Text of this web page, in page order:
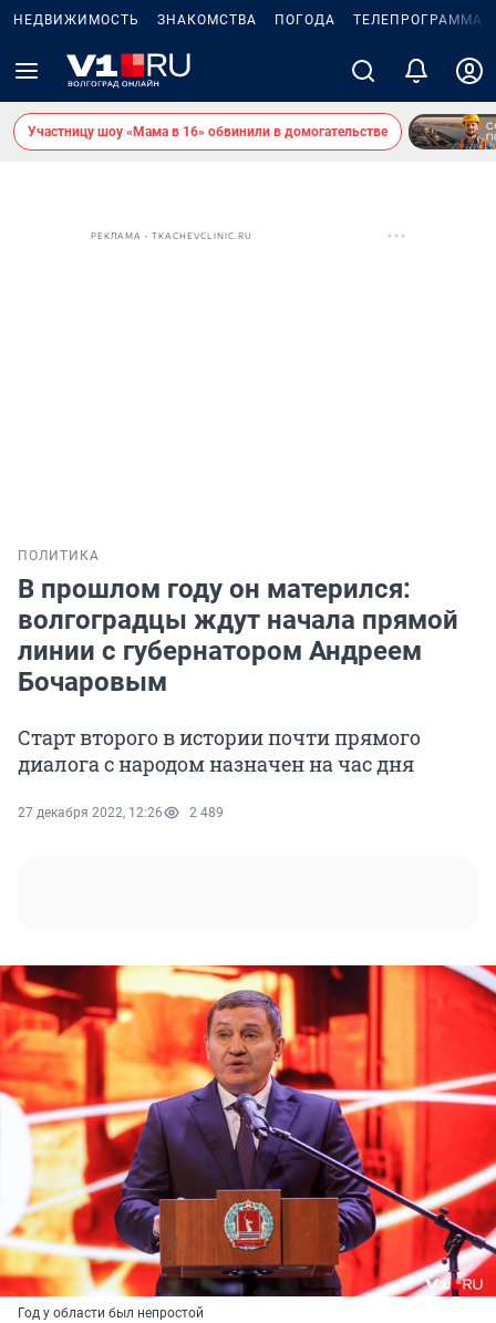
НЕДВИЖИМОСТЬ ЗНАКОМСТВА ПОГОДА ТЕЛЕПРОГРАММА
Участницу шоу «Мама в 16» обвинили в домогательстве
РЕКЛАМА • TKACHEVCLINIC.RU
ПОЛИТИКА
В прошлом году он матерился:
волгоградцы ждут начала прямой
линии с губернатором Андреем
Бочаровым
Старт второго в истории почти прямого
диалога с народом назначен на час дня
27 декабря 2022, 12:26 2 489
Год у области был непростой